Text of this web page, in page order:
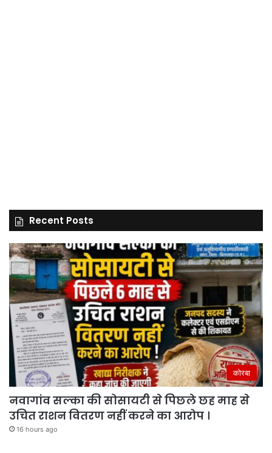
Recent Posts
कोरबा
नवागांव सल्का की सोसायटी से पिछले छह माह से
उचित राशन वितरण नहीं करने का आरोप ।
16 hours ago